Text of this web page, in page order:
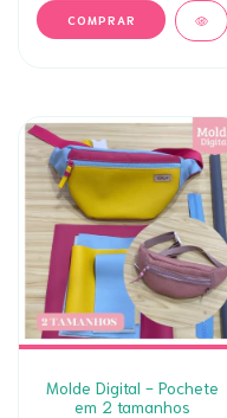
Molde Digital - Pochete
em 2 tamanhos